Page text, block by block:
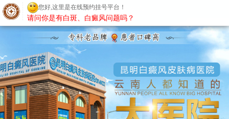
昆明白癜风医院
您好,这里是在线预约挂号平台！
请问你是有白斑、白癜风问题吗？